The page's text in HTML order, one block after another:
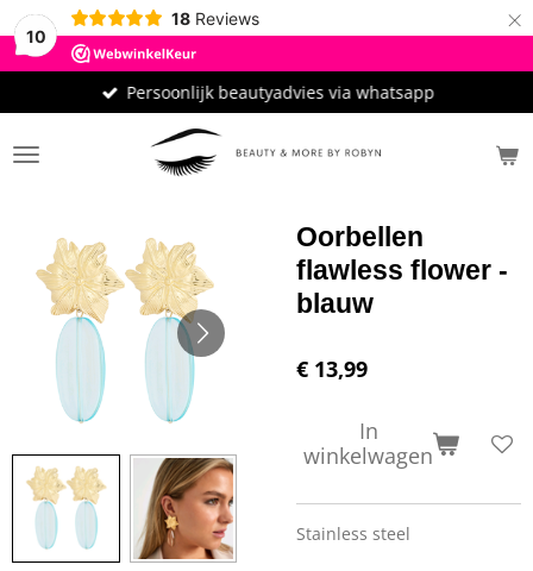
10
18 Reviews ×
Persoonlijk beautyadvies via whatsapp
Oorbellen
flawless flower -
blauw
€ 13,99
In
winkelwagen
Stainless steel